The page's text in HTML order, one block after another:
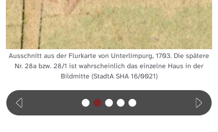
Ausschnitt aus der Flurkarte von Unterlimpurg, 1703. Die spätere
Nr. 28a bzw. 28/1 ist wahrscheinlich das einzelne Haus in der
Bildmitte (StadtA SHA 16/0021)